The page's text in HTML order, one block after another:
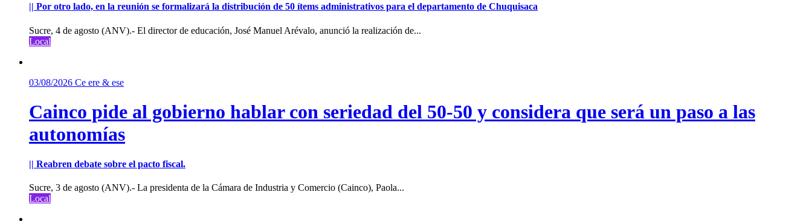
|| Por otro lado, en la reunión se formalizará la distribución de 50 ítems administrativos para el departamento de Chuquisaca
Sucre, 4 de agosto (ANV).- El director de educación, José Manuel Arévalo, anunció la realización de...
Local
03/08/2026 Ce ere & ese
Cainco pide al gobierno hablar con seriedad del 50-50 y considera que será un paso a las
autonomías
|| Reabren debate sobre el pacto fiscal.
Sucre, 3 de agosto (ANV).- La presidenta de la Cámara de Industria y Comercio (Cainco), Paola...
Local